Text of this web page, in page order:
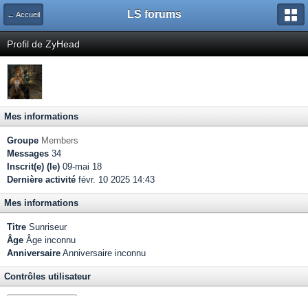
← Accueil LS forums
Profil de ZyHead
Mes informations
Groupe Members
Messages 34
Inscrit(e) (le) 09-mai 18
Dernière activité févr. 10 2025 14:43
Mes informations
Titre Sunriseur
Âge Âge inconnu
Anniversaire Anniversaire inconnu
Contrôles utilisateur